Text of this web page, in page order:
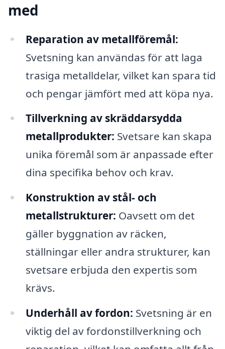
med
Reparation av metallföremål:
Svetsning kan användas för att laga
trasiga metalldelar, vilket kan spara tid
och pengar jämfört med att köpa nya.
Tillverkning av skräddarsydda
metallprodukter: Svetsare kan skapa
unika föremål som är anpassade efter
dina specifika behov och krav.
Konstruktion av stål- och
metallstrukturer: Oavsett om det
gäller byggnation av räcken,
ställningar eller andra strukturer, kan
svetsare erbjuda den expertis som
krävs.
Underhåll av fordon: Svetsning är en
viktig del av fordonstillverkning och